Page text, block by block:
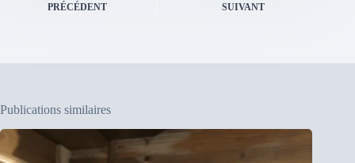
PRÉCÉDENT SUIVANT
Publications similaires